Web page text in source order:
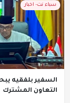
سباء نت- اخبار
السفير بلفقيه
التعاون المشترك